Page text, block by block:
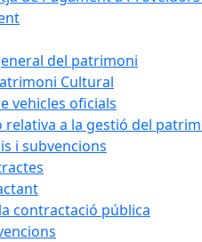
del patrimoni
Cultural
vehicles oficials
a la gestió del
i subvencions
contractació pública